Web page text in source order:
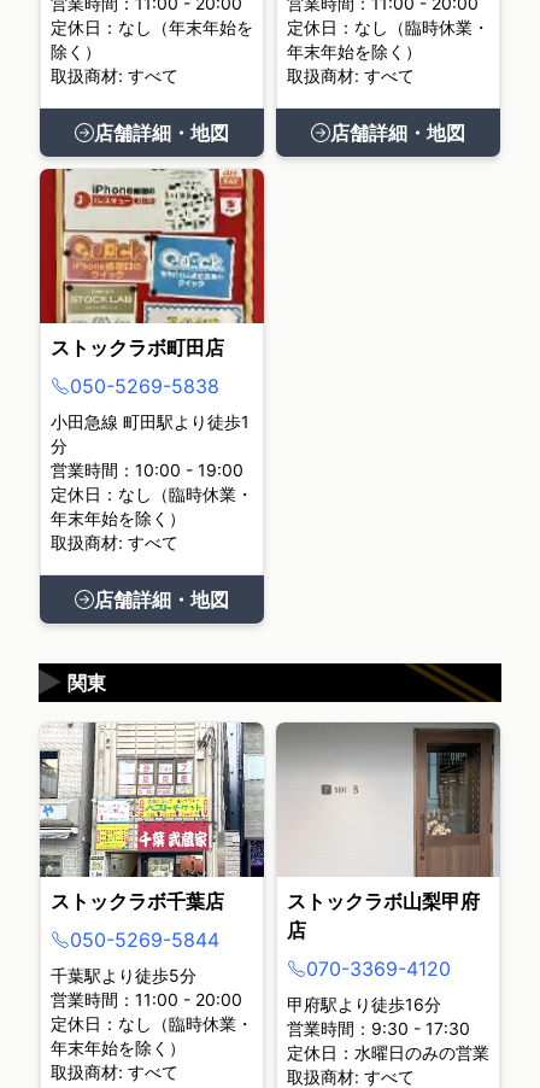
定休日：なし（年末年始を
除く）
取扱商材: すべて
店舗詳細・地図
定休日：なし（臨時休業・
年末年始を除く）
取扱商材: すべて
店舗詳細・地図
ストックラボ町田店
050-5269-5838
小田急線 町田駅より徒歩1
分
営業時間：10:00 - 19:00
定休日：なし（臨時休業・
年末年始を除く）
取扱商材: すべて
店舗詳細・地図
関東
▶
ストックラボ千葉店
050-5269-5844
千葉駅より徒歩5分
営業時間：11:00 - 20:00
定休日：なし（臨時休業・
年末年始を除く）
取扱商材: すべて
ストックラボ山梨甲府
店
070-3369-4120
甲府駅より徒歩16分
営業時間：9:30 - 17:30
定休日：水曜日のみの営業
取扱商材: すべて